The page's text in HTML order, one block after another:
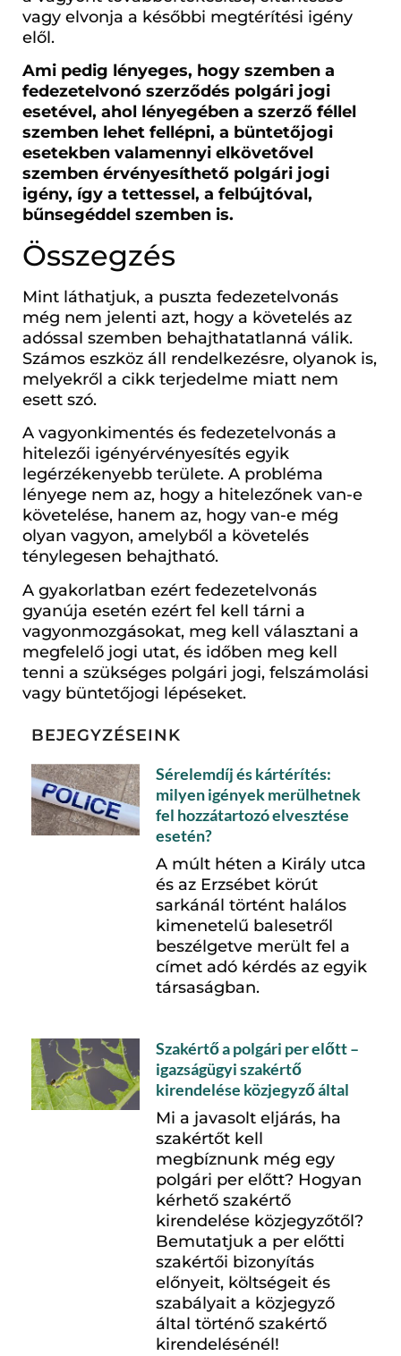
vagy elvonja a későbbi megtérítési igény
elől.
Ami pedig lényeges, hogy szemben a
fedezetelvonó szerződés polgári jogi
esetével, ahol lényegében a szerző féllel
szemben lehet fellépni, a büntetőjogi
esetekben valamennyi elkövetővel
szemben érvényesíthető polgári jogi
igény, így a tettessel, a felbújtóval,
bűnsegéddel szemben is.
Összegzés
Mint láthatjuk, a puszta fedezetelvonás
még nem jelenti azt, hogy a követelés az
adóssal szemben behajthatatlanná válik.
Számos eszköz áll rendelkezésre, olyanok is,
melyekről a cikk terjedelme miatt nem
esett szó.
A vagyonkimentés és fedezetelvonás a
hitelezői igényérvényesítés egyik
legérzékenyebb területe. A probléma
lényege nem az, hogy a hitelezőnek van-e
követelése, hanem az, hogy van-e még
olyan vagyon, amelyből a követelés
ténylegesen behajtható.
A gyakorlatban ezért fedezetelvonás
gyanúja esetén ezért fel kell tárni a
vagyonmozgásokat, meg kell választani a
megfelelő jogi utat, és időben meg kell
tenni a szükséges polgári jogi, felszámolási
vagy büntetőjogi lépéseket.
BEJEGYZÉSEINK
Sérelemdíj és kártérítés:
milyen igények merülhetnek
fel hozzátartozó elvesztése
esetén?
A múlt héten a Király utca
és az Erzsébet körút
sarkánál történt halálos
kimenetelű balesetről
beszélgetve merült fel a
címet adó kérdés az egyik
társaságban.
Szakértő a polgári per előtt –
igazságügyi szakértő
kirendelése közjegyző által
Mi a javasolt eljárás, ha
szakértőt kell
megbíznunk még egy
polgári per előtt? Hogyan
kérhető szakértő
kirendelése közjegyzőtől?
Bemutatjuk a per előtti
szakértői bizonyítás
előnyeit, költségeit és
szabályait a közjegyző
által történő szakértő
kirendelésénél!